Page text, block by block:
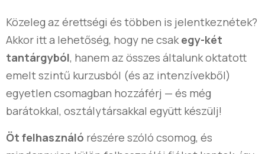
Közeleg az érettségi és többen is jelentkeznétek?
Akkor itt a lehetőség, hogy ne csak egy-két
tantárgyból, hanem az összes általunk oktatott
emelt szintű kurzusból (és az intenzívekből)
egyetlen csomagban hozzáférj — és még
barátokkal, osztálytársakkal együtt készülj!
Öt felhasználó részére szóló csomog, és